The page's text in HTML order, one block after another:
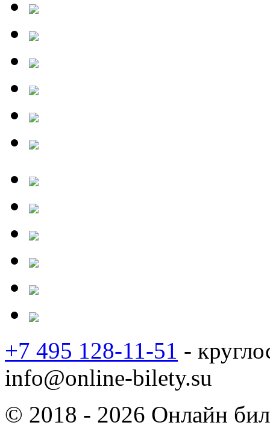
+7 495 128-11-51 -
info@online-bilety.su
© 2018 - 2026 Онлайн